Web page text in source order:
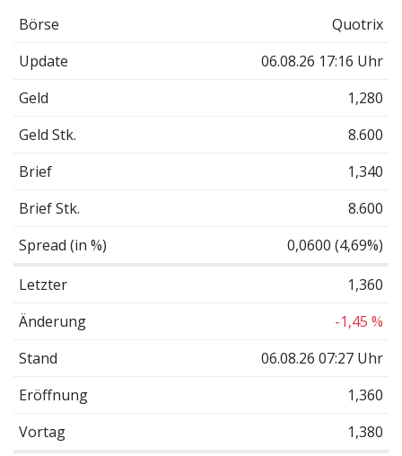
Börse
Quotrix
Update
06.08.26 17:16 Uhr
Geld
1,280
Geld Stk.
8.600
Brief
1,340
Brief Stk.
8.600
Spread (in %)
0,0600 (4,69%)
Letzter
1,360
Änderung
-1,45 %
Stand
06.08.26 07:27 Uhr
Eröffnung
1,360
Vortag
1,380